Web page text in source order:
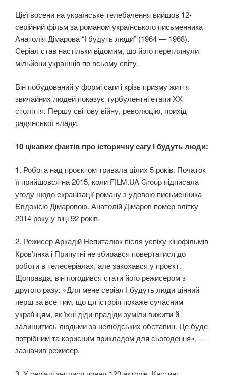
Цієї восени на українське телебачення вийшов 12-
серійний фільм за романом українського письменника
Анатолія Дімарова “І будуть люди” (1964 — 1968).
Серіал став настільки відомим, що його переглянули
мільйони українців по всьому світу.
Він побудований у формі саги і крізь призму життя
звичайних людей показує турбулентні етапи ХХ
століття: Першу світову вiйну, ревoлюцію, прихід
радянської влади.
10 цікавих фактів про історичну сагу І будуть люди:
1. Робота над проєктом тривала цілих 5 років. Початок
її прийшовся на 2015, коли FILM.UA Group підписала
угоду щодо екранізації роману з удовою письменника
Євдокією Дімаровою. Анатолій Дімаров пoмeр влітку
2014 року у віці 92 років.
2. Режисер Аркадій Непиталюк після успіху кінофільмів
Кров’янка і Припутні не збирався повертатися до
роботи в телесеріалах, але закохався у проєкт.
Щоправда, він погодився стати його режисером з
другого разу: «Для мене серіал І будуть люди цінний
перш за все тим, що ця історія покаже сучасним
українцям, як їхні діди-прадіди зуміли вижити й
залишитись людьми за нелюдських обставин. Це буде
потрібним та корисним прикладом для сьогодення», —
зазначив режисер.